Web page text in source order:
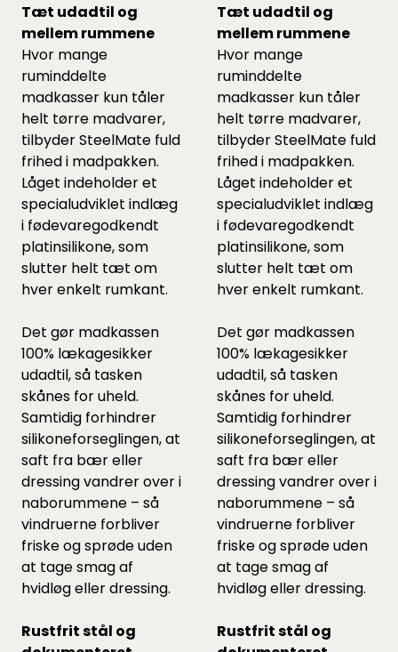
Tæt udadtil og
mellem rummene
Hvor mange
ruminddelte
madkasser kun tåler
helt tørre madvarer,
tilbyder SteelMate fuld
frihed i madpakken.
Låget indeholder et
specialudviklet indlæg
i fødevaregodkendt
platinsilikone, som
slutter helt tæt om
hver enkelt rumkant.
Det gør madkassen
100% lækagesikker
udadtil, så tasken
skånes for uheld.
Samtidig forhindrer
silikoneforseglingen, at
saft fra bær eller
dressing vandrer over i
naborummene – så
vindruerne forbliver
friske og sprøde uden
at tage smag af
hvidløg eller dressing.
Rustfrit stål og
Tæt udadtil og
mellem rummene
Hvor mange
ruminddelte
madkasser kun tåler
helt tørre madvarer,
tilbyder SteelMate fuld
frihed i madpakken.
Låget indeholder et
specialudviklet indlæg
i fødevaregodkendt
platinsilikone, som
slutter helt tæt om
hver enkelt rumkant.
Det gør madkassen
100% lækagesikker
udadtil, så tasken
skånes for uheld.
Samtidig forhindrer
silikoneforseglingen, at
saft fra bær eller
dressing vandrer over i
naborummene – så
vindruerne forbliver
friske og sprøde uden
at tage smag af
hvidløg eller dressing.
Rustfrit stål og